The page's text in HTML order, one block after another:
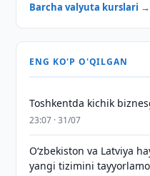
Barcha valyuta kurslari →
ENG KO'P O'QILGAN
Toshkentda kichik
23:07 · 31/07
Oʻzbekiston va Latviya
yangi tizimini